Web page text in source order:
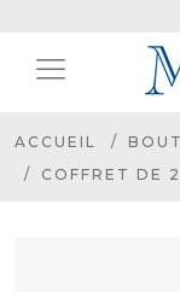
ACCUEIL
COFFRET DE